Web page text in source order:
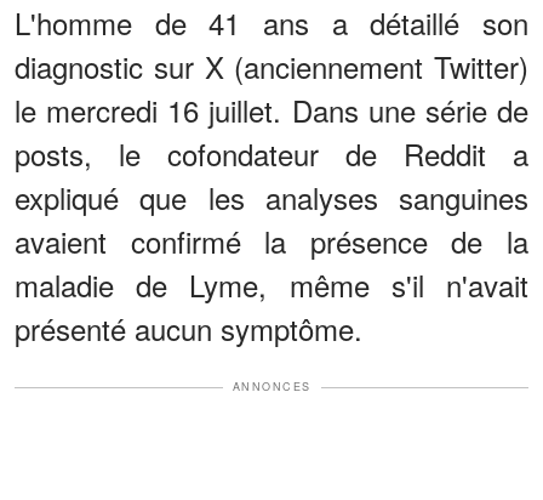
L'homme de 41 ans a détaillé son
diagnostic sur X (anciennement Twitter)
le mercredi 16 juillet. Dans une série de
posts, le cofondateur de Reddit a
expliqué que les analyses sanguines
avaient confirmé la présence de la
maladie de Lyme, même s'il n'avait
présenté aucun symptôme.
ANNONCES